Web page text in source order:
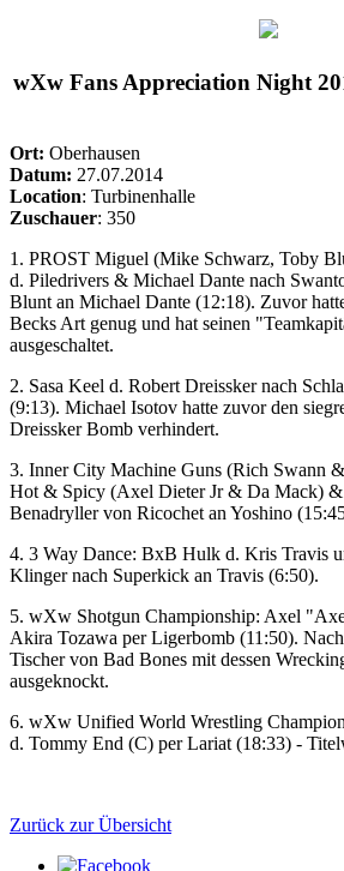
wXw Fans Appreciation Night
Ort: Oberhausen
Datum: 27.07.2014
Location: Turbinenhalle
Zuschauer: 350
1. PROST Miguel (Mike Schwarz, Toby
d. Piledrivers & Michael Dante nach
Blunt an Michael Dante (12:18). Zuvor
Becks Art genug und hat seinen
ausgeschaltet.
2. Sasa Keel d. Robert Dreissker nach
(9:13). Michael Isotov hatte zuvor den
Dreissker Bomb verhindert.
3. Inner City Machine Guns (Rich Swann
Hot & Spicy (Axel Dieter Jr & Da Mack) &
Benadryller von Ricochet an Yoshino
4. 3 Way Dance: BxB Hulk d. Kris Travis
Klinger nach Superkick an Travis (6:50).
5. wXw Shotgun Championship: Axel
Akira Tozawa per Ligerbomb (11:50).
Tischer von Bad Bones mit dessen
ausgeknockt.
6. wXw Unified World Wrestling
d. Tommy End (C) per Lariat (18:33) -
Zurück zur Übersicht